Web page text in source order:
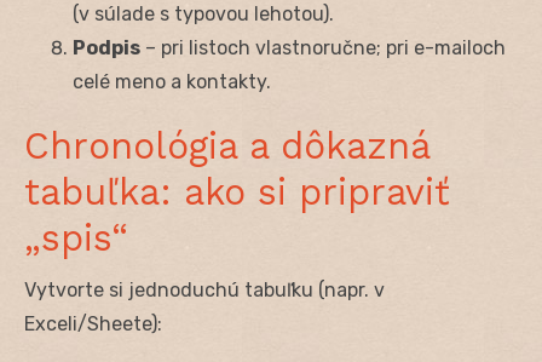
(v súlade s typovou lehotou).
Podpis – pri listoch vlastnoručne; pri e-mailoch
celé meno a kontakty.
Chronológia a dôkazná
tabuľka: ako si pripraviť
„spis“
Vytvorte si jednoduchú tabuľku (napr. v
Exceli/Sheete):